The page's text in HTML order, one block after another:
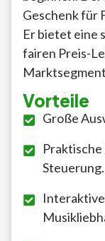
Geschenk für
Er bietet eine
fairen Preis-
Vorteile
Große
Steuerung.